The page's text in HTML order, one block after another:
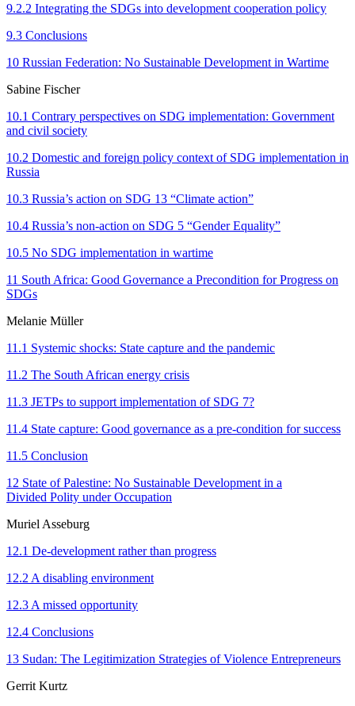
9.2.2 Integrating the SDGs into development cooperation policy
9.3 Conclusions
10 Russian Federation: No Sustainable Development in Wartime
Sabine Fischer
10.1 Contrary perspectives on SDG implemen­tation: Government
and civil society
10.2 Domestic and foreign policy context of SDG implementation in
Russia
10.3 Russia’s action on SDG 13 “Climate action”
10.4 Russia’s non-action on SDG 5 “Gender Equality”
10.5 No SDG implementation in wartime
11 South Africa: Good Governance a Precondition for Progress on
SDGs
Melanie Müller
11.1 Systemic shocks: State capture and the pandemic
11.2 The South African energy crisis
11.3 JETPs to support implementation of SDG 7?
11.4 State capture: Good governance as a pre-condition for success
11.5 Conclusion
12 State of Palestine: No Sustainable Development in a
Divided Polity under Occupation
Muriel Asseburg
12.1 De-development rather than progress
12.2 A disabling environment
12.3 A missed opportunity
12.4 Conclusions
13 Sudan: The Legitimization Strategies of Violence Entrepreneurs
Gerrit Kurtz